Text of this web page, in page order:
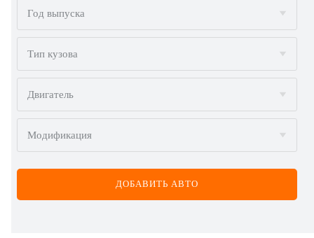
AUDI
BMW
BYD
CADILLAC
CHERY
CHEVROLET
CHRYSLER
Год выпуска
Тип кузова
Двигатель
Модификация
ДОБАВИТЬ АВТО